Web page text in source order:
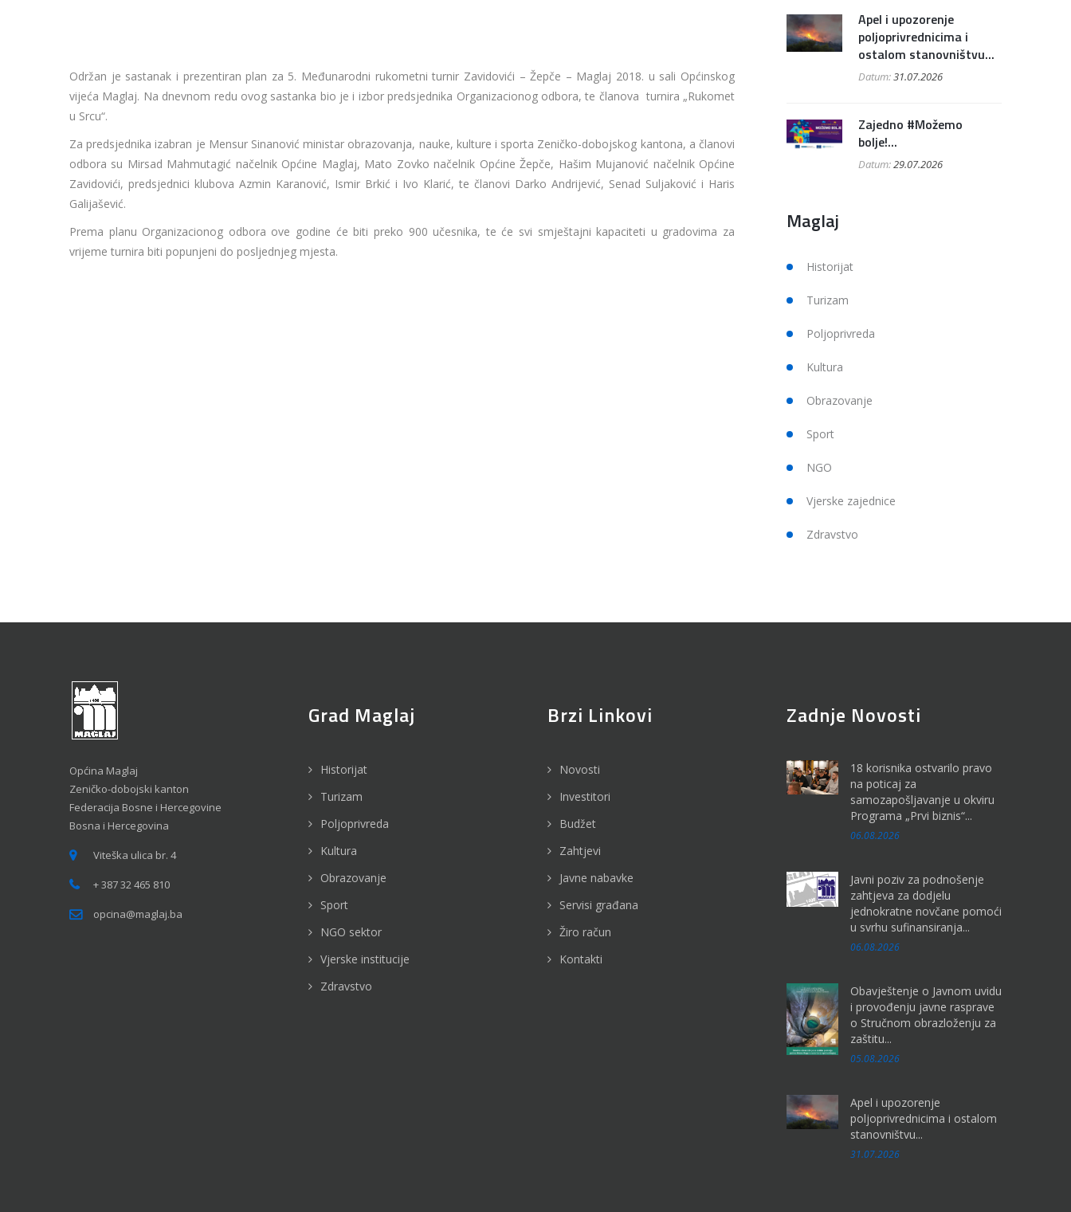
Održan je sastanak i prezentiran plan za 5. Međunarodni rukometni turnir Zavidovići – Žepče – Maglaj 2018. u sali Općinskog
vijeća Maglaj. Na dnevnom redu ovog sastanka bio je i izbor predsjednika Organizacionog odbora, te članova turnira „Rukomet
u Srcu“.
Za predsjednika izabran je Mensur Sinanović ministar obrazovanja, nauke, kulture i sporta Zeničko-dobojskog kantona, a članovi
odbora su Mirsad Mahmutagić načelnik Općine Maglaj, Mato Zovko načelnik Općine Žepče, Hašim Mujanović načelnik Općine
Zavidovići, predsjednici klubova Azmin Karanović, Ismir Brkić i Ivo Klarić, te članovi Darko Andrijević, Senad Suljaković i Haris
Galijašević.
Prema planu Organizacionog odbora ove godine će biti preko 900 učesnika, te će svi smještajni kapaciteti u gradovima za
vrijeme turnira biti popunjeni do posljednjeg mjesta.
Apel i upozorenje
poljoprivrednicima i
ostalom stanovništvu...
Datum:31.07.2026
Zajedno #Možemo
bolje!...
Datum:29.07.2026
Maglaj
Historijat
Turizam
Poljoprivreda
Kultura
Obrazovanje
Sport
NGO
Vjerske zajednice
Zdravstvo
Općina Maglaj
Zeničko-dobojski kanton
Federacija Bosne i Hercegovine
Bosna i Hercegovina
Viteška ulica br. 4
+ 387 32 465 810
opcina@maglaj.ba
Grad Maglaj
Historijat
Turizam
Poljoprivreda
Kultura
Obrazovanje
Sport
NGO sektor
Vjerske institucije
Zdravstvo
Brzi Linkovi
Novosti
Investitori
Budžet
Zahtjevi
Javne nabavke
Servisi građana
Žiro račun
Kontakti
Zadnje Novosti
18 korisnika ostvarilo pravo
na poticaj za
samozapošljavanje u okviru
Programa „Prvi biznis“...
06.08.2026
Javni poziv za podnošenje
zahtjeva za dodjelu
jednokratne novčane pomoći
u svrhu sufinansiranja...
06.08.2026
Obavještenje o Javnom uvidu
i provođenju javne rasprave
o Stručnom obrazloženju za
zaštitu...
05.08.2026
Apel i upozorenje
poljoprivrednicima i ostalom
stanovništvu...
31.07.2026